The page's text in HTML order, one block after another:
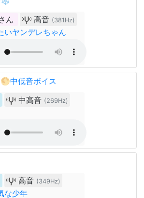
ん 高音 (381Hz)
いヤンデレちゃん
中低音ボイス
中高音 (269Hz)
高音 (349Hz)
な少年